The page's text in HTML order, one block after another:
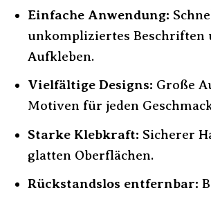
Einfache Anwendung:
unkompliziertes Beschriften
Aufkleben.
Vielfältige Designs: Große
Motiven für jeden
Starke Klebkraft: Sicherer
glatten Oberflächen.
Rückstandslos entfernbar: